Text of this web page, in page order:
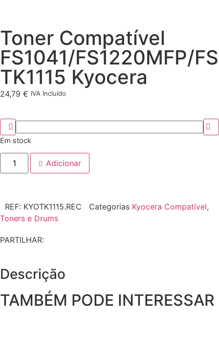
Toner Compatível
FS1041/FS1220MFP/
TK1115 Kyocera
24,79 € IVA Incluído
Em stock
Adicionar
REF: KYOTK1115.REC Categorias Kyocera Compatível,
Toners e Drums
PARTILHAR:
Descrição
TAMBÉM PODE INTERESSAR